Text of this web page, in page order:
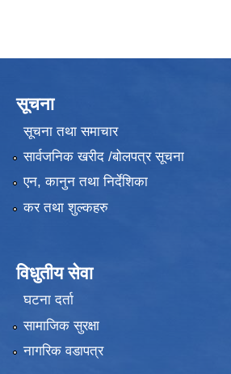
सूचना
सूचना तथा समाचार
सार्वजनिक खरीद /बोलपत्र सूचना
एन, कानुन तथा निर्देशिका
कर तथा शुल्कहरु
विधुतीय सेवा
घटना दर्ता
सामाजिक सुरक्षा
नागरिक वडापत्र